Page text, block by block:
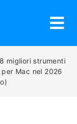
8 migliori strumenti
Mac nel 2026